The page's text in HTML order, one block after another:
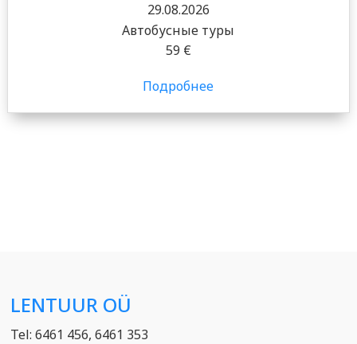
29.08.2026
Автобусные туры
59 €
Подробнее
LENTUUR OÜ
Tel: 6461 456, 6461 353